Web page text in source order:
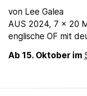
von Lee Galea
AUS 2024, 7 x 20
englische OF mit
Ab 15. Oktober im